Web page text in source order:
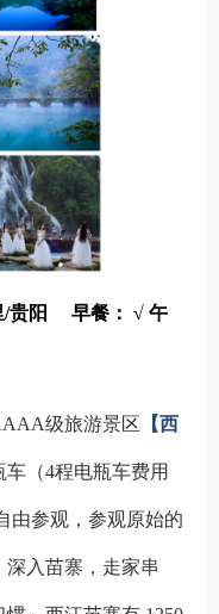
/贵阳 早餐： √ 午
级旅游景区 【西
车（4程电瓶车费用
由参观，参观原始的
入苗寨，走家串